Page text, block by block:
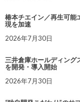
椿本チエイン／再生可能
現を加速
2026年7月30日
三井倉庫ホールディング
を開発・導入開始
2026年7月30日